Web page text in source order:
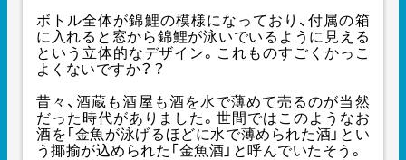
ボトル全体が錦鯉の模様になっており、付属の箱
に入れると窓から錦鯉が泳いでいるように見える
という立体的なデザイン。これものすごくかっこ
よくないですか？？
昔々、酒蔵も酒屋も酒を水で薄めて売るのが当然
だった時代がありました。世間ではこのようなお
酒を「金魚が泳げるほどに水で薄められた酒」とい
う揶揄が込められた「金魚酒」と呼んでいたそう。